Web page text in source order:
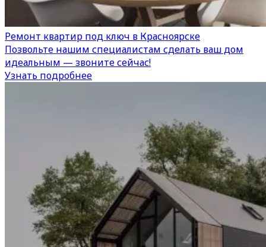
Ремонт квартир под ключ в Красноярске
Позвольте нашим специалистам сделать ваш дом
идеальным — звоните сейчас!
Узнать подробнее